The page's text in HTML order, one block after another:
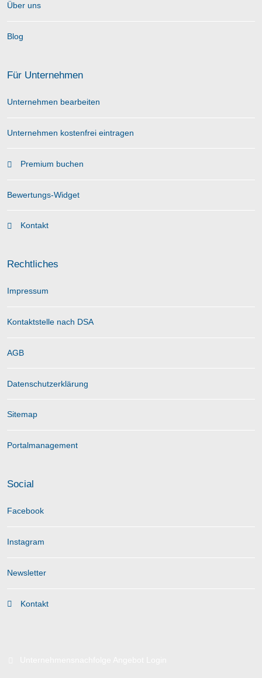
Über uns
Blog
Für Unternehmen
Unternehmen bearbeiten
Unternehmen kostenfrei eintragen
Premium buchen
Bewertungs-Widget
Kontakt
Rechtliches
Impressum
Kontaktstelle nach DSA
AGB
Datenschutzerklärung
Sitemap
Portalmanagement
Social
Facebook
Instagram
Newsletter
Kontakt